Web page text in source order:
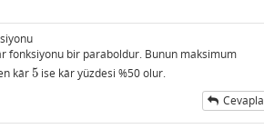
fonksiyonu bir paraboldur. Bunun maksimum
kâr5
5 ise kâr yüzdesi %50 olur.
Cevapla